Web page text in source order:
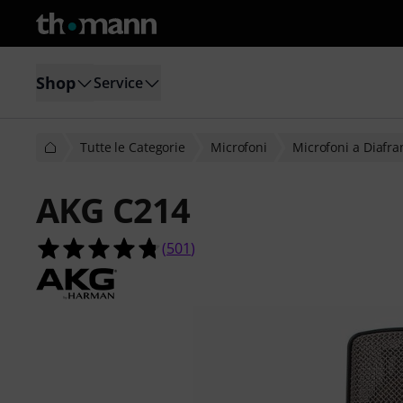
Shop Service
Tutte le Categorie Microfoni Microfoni a
AKG C214
4.7 su 5 stelle su 501 valutazioni dei
(501)